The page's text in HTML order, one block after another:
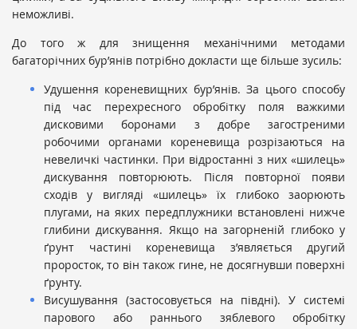
неможливі.
До того ж для знищення механічними методами
багаторічних бур’янів потрібно докласти ще більше зусиль:
Удушення кореневищних бур’янів. За цього способу
під час перехресного обробітку поля важкими
дисковими боронами з добре загостреними
робочими органами кореневища розрізаються на
невеличкі частинки. При відростанні з них «шилець»
дискування повторюють. Після повторної появи
сходів у вигляді «шилець» їх глибоко заорюють
плугами, на яких передплужники встановлені нижче
глибини дискування. Якщо на загорненій глибоко у
ґрунт частині кореневища з’являється другий
проросток, то він також гине, не досягнувши поверхні
ґрунту.
Висушування (застосовується на півдні). У системі
парового або раннього зяблевого обробітку